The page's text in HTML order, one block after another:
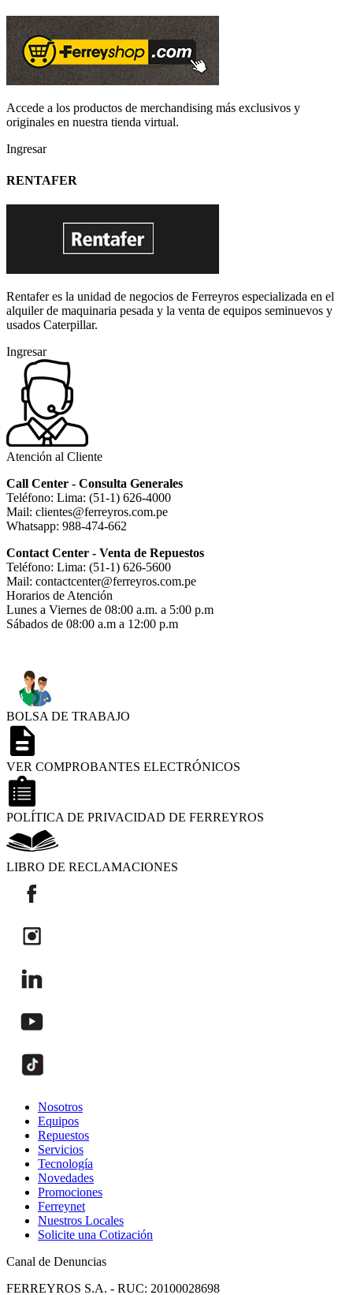
Accede a los productos de merchandising más exclusivos y
originales en nuestra tienda virtual.
Ingresar
RENTAFER
Rentafer es la unidad de negocios de Ferreyros especializada en el
alquiler de maquinaria pesada y la venta de equipos seminuevos y
usados Caterpillar.
Ingresar
Atención al Cliente
Call Center - Consulta Generales
Teléfono: Lima: (51-1) 626-4000
Mail: clientes@ferreyros.com.pe
Whatsapp: 988-474-662
Contact Center - Venta de Repuestos
Teléfono: Lima: (51-1) 626-5600
Mail: contactcenter@ferreyros.com.pe
Horarios de Atención
Lunes a Viernes de 08:00 a.m. a 5:00 p.m
Sábados de 08:00 a.m a 12:00 p.m
BOLSA DE TRABAJO
VER COMPROBANTES ELECTRÓNICOS
POLÍTICA DE PRIVACIDAD DE FERREYROS
LIBRO DE RECLAMACIONES
Nosotros
Equipos
Repuestos
Servicios
Tecnología
Novedades
Promociones
Ferreynet
Nuestros Locales
Solicite una Cotización
Canal de Denuncias
FERREYROS S.A. - RUC: 20100028698